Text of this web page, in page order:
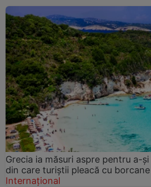
Grecia ia măsuri aspre pentru a-
din care turiștii pleacă cu
Internațional